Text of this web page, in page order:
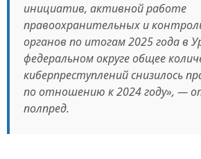
инициатив, активной работе
правоохранительных и
органов по итогам 2025 года в
федеральном округе общее
киберпреступлений снизилось
по отношению к 2024 году», —
полпред.